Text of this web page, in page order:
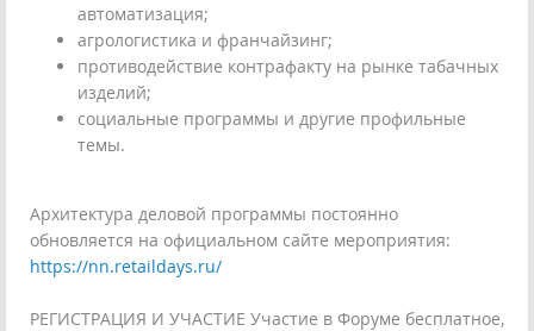
автоматизация;
агрологистика и франчайзинг;
противодействие контрафакту на рынке табачных
изделий;
социальные программы и другие профильные
темы.
Архитектура деловой программы постоянно
обновляется на официальном сайте мероприятия:
https://nn.retaildays.ru/
РЕГИСТРАЦИЯ И УЧАСТИЕ Участие в Форуме бесплатное,